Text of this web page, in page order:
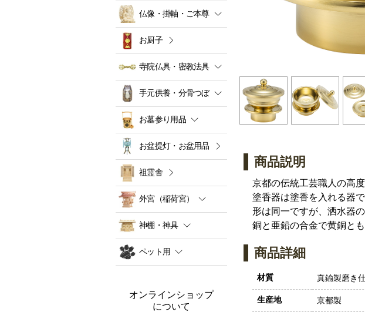
商品説明
京都の伝統工芸職人の高
塗香器は塗香を入れる器
形は同一ですが、洒水器
銅と亜鉛の合金で黄銅と
商品詳細
材質 真鍮製磨き
生産地 京都製
仏像・掛軸・ご本尊
お厨子
寺院仏具・密教法具
手元供養・分骨つぼ
お墓参り用品
お盆提灯・お盆用品
祖霊舎
外宮（稲荷宮）
神棚・神具
ペット用
オンラインショップ
について